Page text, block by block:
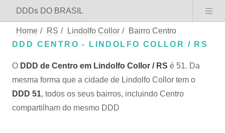
DDDs DO BRASIL
Home / RS / Lindolfo Collor /
Bairro Centro
DDD CENTRO - LINDOLFO COLLOR / RS
O DDD de Centro em Lindolfo Collor / RS é 51. Da
mesma forma que a cidade de Lindolfo Collor tem o
DDD 51, todos os seus bairros, incluindo Centro
compartilham do mesmo DDD